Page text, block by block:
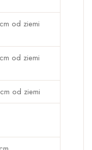
od ziemi
od ziemi
od ziemi